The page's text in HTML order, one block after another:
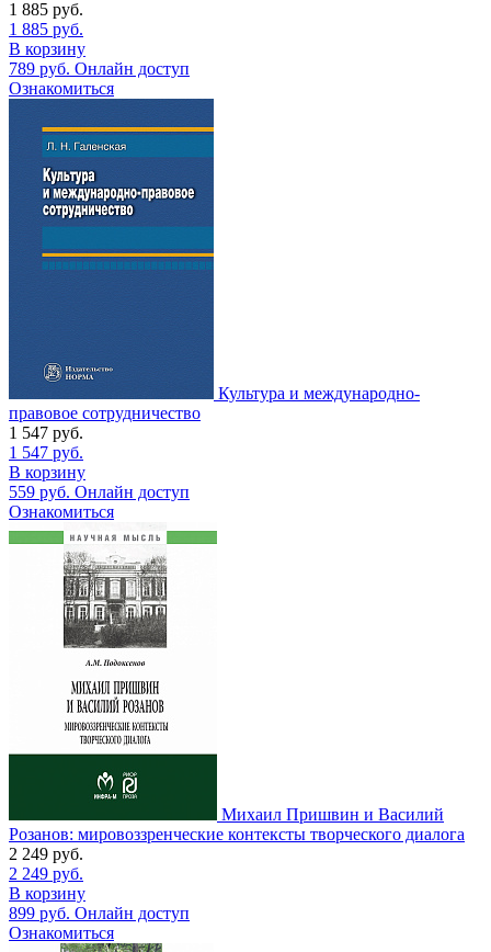
1 885 руб.
1 885 руб.
В корзину
789 руб. Онлайн доступ
Ознакомиться
Культура и международно-
правовое сотрудничество
1 547 руб.
1 547 руб.
В корзину
559 руб. Онлайн доступ
Ознакомиться
Михаил Пришвин и Василий
Розанов: мировоззренческие контексты творческого диалога
2 249 руб.
2 249 руб.
В корзину
899 руб. Онлайн доступ
Ознакомиться